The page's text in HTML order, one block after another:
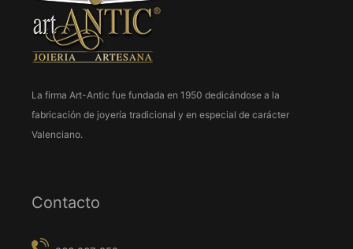
La firma Art-Antic fue fundada en 1950 dedicándose a la
fabricación de joyería tradicional y en especial de carácter
Valenciano.
Contacto
art-antic@art-antic.net